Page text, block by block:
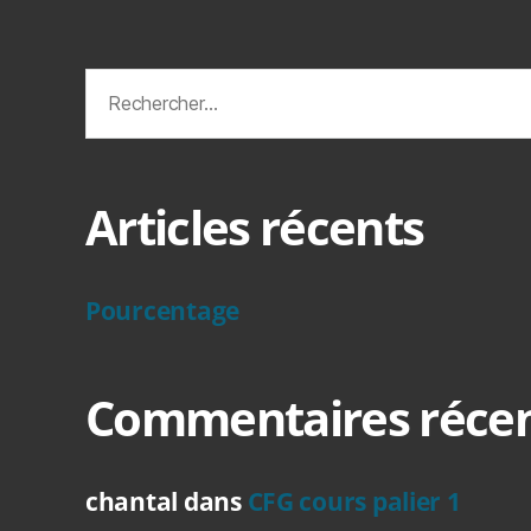
Articles récents
Pourcentage
Commentaires
chantal dans CFG cours palier 1